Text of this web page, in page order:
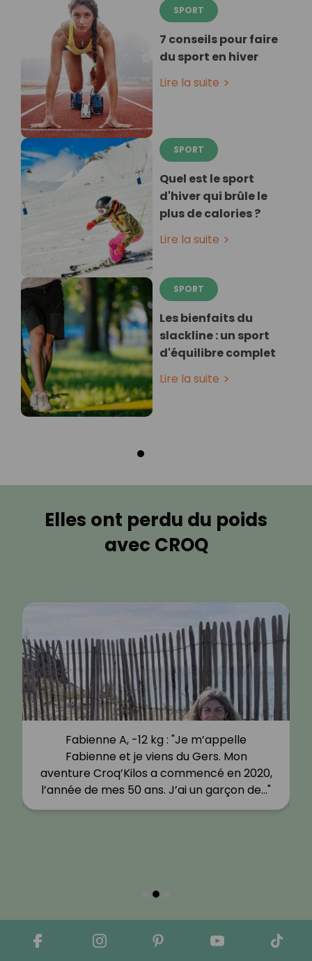
SPORT
7 conseils pour faire
du sport en hiver
Lire la suite
SPORT
Quel est le sport
d'hiver qui brûle le
plus de calories ?
Lire la suite
SPORT
Les bienfaits du
slackline : un sport
d'équilibre complet
Lire la suite
Elles ont perdu du poids
avec CROQ
Fabienne A, -12 kg : "Je m’appelle
Fabienne et je viens du Gers. Mon
aventure Croq’Kilos a commencé en 2020,
l’année de mes 50 ans. J’ai un garçon de…"